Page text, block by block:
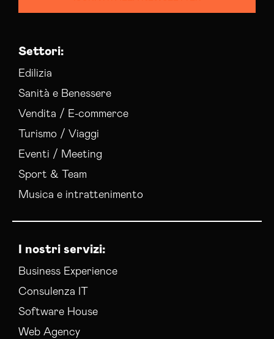
Settori:
Edilizia
Sanità e Benessere
Vendita / E-commerce
Turismo / Viaggi
Eventi / Meeting
Sport & Team
Musica e intrattenimento
I nostri servizi:
Business Experience
Consulenza IT
Software House
Web Agency